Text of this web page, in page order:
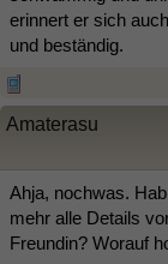
erinnert er sich
und beständig.
Amaterasu
Ahja, nochwas.
mehr alle Details
Freundin? Worauf